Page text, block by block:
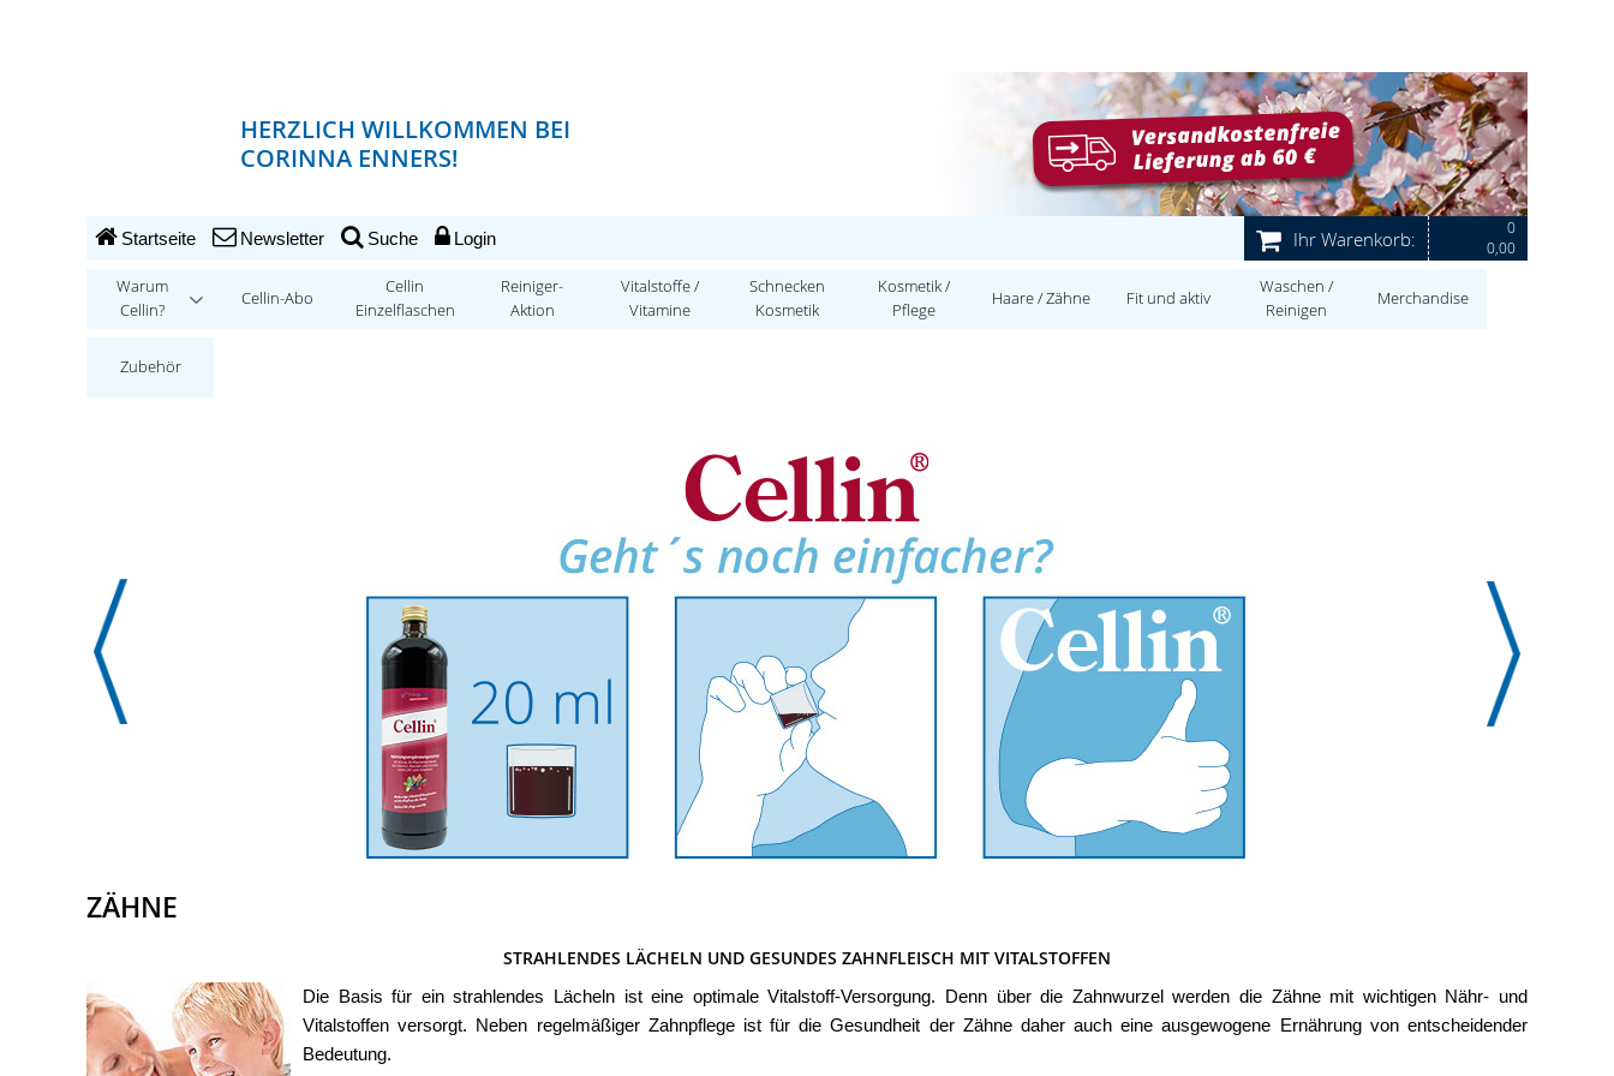
HERZLICH WILLKOMMEN BEI
CORINNA ENNERS!
Ihr Warenkorb:
0
0,00
Startseite Newsletter Suche Login
Warum
Cellin?
Cellin-Abo
Cellin
Einzelflaschen
Reiniger-
Aktion
Vitalstoffe /
Vitamine
Schnecken
Kosmetik
Kosmetik /
Pflege
Haare / Zähne Fit und aktiv
Waschen /
Reinigen
Merchandise
Zubehör
ZÄHNE
STRAHLENDES LÄCHELN UND GESUNDES ZAHNFLEISCH MIT VITALSTOFFEN
Die Basis für ein strahlendes Lächeln ist eine optimale Vitalstoff-Versorgung. Denn über die Zahnwurzel werden die Zähne mit wichtigen Nähr- und
Vitalstoffen versorgt. Neben regelmäßiger Zahnpflege ist für die Gesundheit der Zähne daher auch eine ausgewogene Ernährung von entscheidender
Bedeutung.